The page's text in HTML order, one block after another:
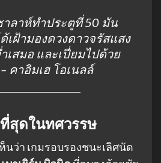
าลาห์ทำประตูที่ 50 มัน
เฝ้ามองดวงดาวจรัสแสง
เสมอ และเปี่ยมไปด้วย
คาอิมเฮ โอเนลล์
สุดในทศวรรษ
ว่า เกมรอบรองชนะเลิศนัด